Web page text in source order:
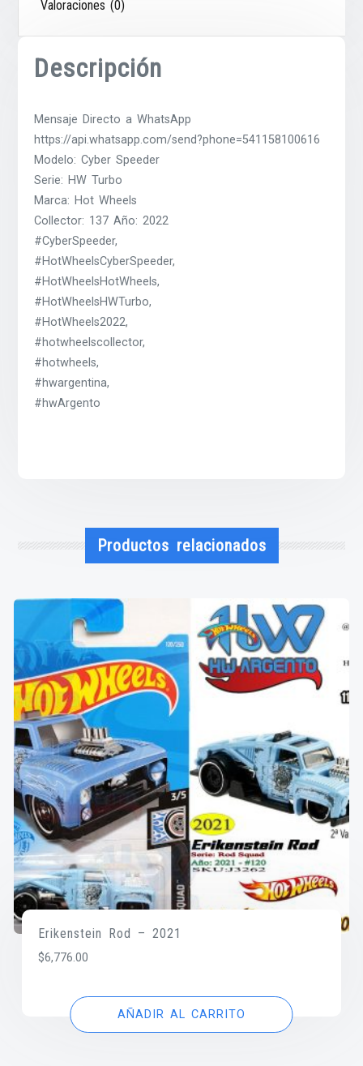
Valoraciones (0)
Descripción
Mensaje Directo a WhatsApp
https://api.whatsapp.com/send?phone=541158100616
Modelo: Cyber Speeder
Serie: HW Turbo
Marca: Hot Wheels
Collector: 137 Año: 2022
#CyberSpeeder,
#HotWheelsCyberSpeeder,
#HotWheelsHotWheels,
#HotWheelsHWTurbo,
#HotWheels2022,
#hotwheelscollector,
#hotwheels,
#hwargentina,
#hwArgento
Productos relacionados
Erikenstein Rod – 2021
$6,776.00
AÑADIR AL CARRITO